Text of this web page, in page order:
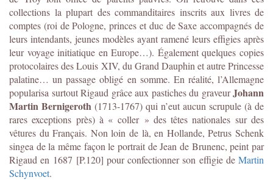
collections la plupart des commanditaires inscrits aux livres de
comptes (roi de Pologne, princes et duc de Saxe accompagnés de
leurs intendants, jeunes modèles ayant ramené leurs effigies après
leur voyage initiatique en Europe…). Également quelques copies
protocolaires des Louis XIV, du Grand Dauphin et autre Princesse
palatine… un passage obligé en somme. En réalité, l’Allemagne
popularisa surtout Rigaud grâce aux pastiches du graveurJohann
Martin Bernigeroth (1713-1767) qui n’eut aucun scrupule (à de
rares exceptions près) à « coller » des têtes nationales sur des
vêtures du Français. Non loin de là, en Hollande, Petrus Schenk
singea de la même façon le portrait de Jean de Brunenc, peint par
Rigaud en 1687 [P.120] pour confectionner son effigie de Martin
Schynvoet.